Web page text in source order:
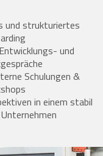
und strukturiertes
und
Schulungen &
in einem stabil